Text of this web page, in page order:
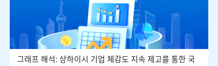
그래프 해석: 상하이시 기업 체감도 지속 제고를 통한 국